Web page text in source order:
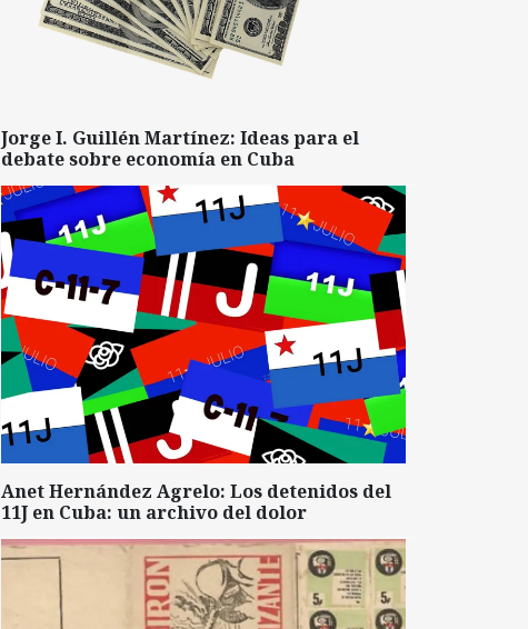
Jorge I. Guillén Martínez: Ideas para el
debate sobre economía en Cuba
Anet Hernández Agrelo: Los detenidos del
11J en Cuba: un archivo del dolor